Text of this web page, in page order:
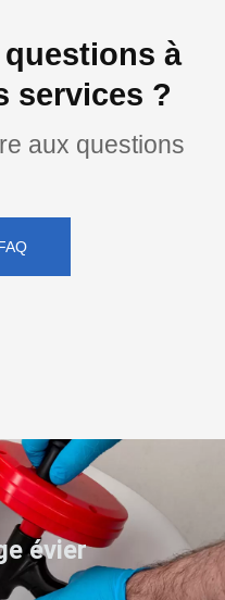
questions à
services ?
aux questions
évier